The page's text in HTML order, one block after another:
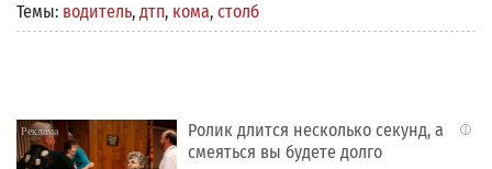
Темы: водитель, дтп, кома, столб
i
Ролик длится несколько секунд, а
смеяться вы будете долго